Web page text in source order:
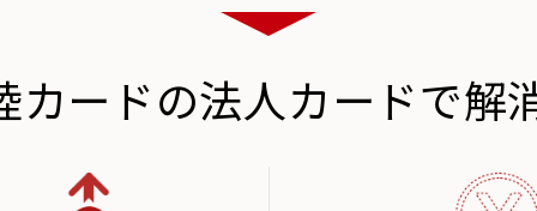
カードの法人カードで解